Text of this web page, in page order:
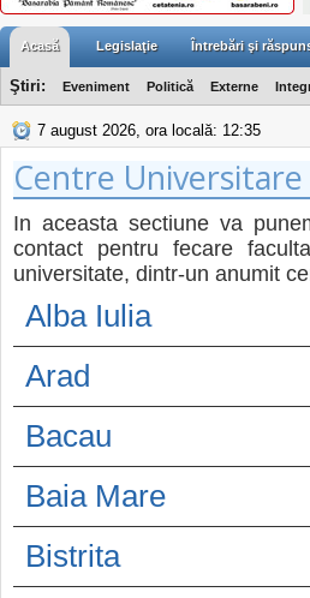
Acasă Legislaţie Întrebări şi
Ştiri: Eveniment Politică Externe
7 august 2026, ora locală: 12:35
Centre Universitare
In aceasta sectiune va
contact pentru fecare
universitate, dintr-un anumit
Alba Iulia
Arad
Bacau
Baia Mare
Bistrita